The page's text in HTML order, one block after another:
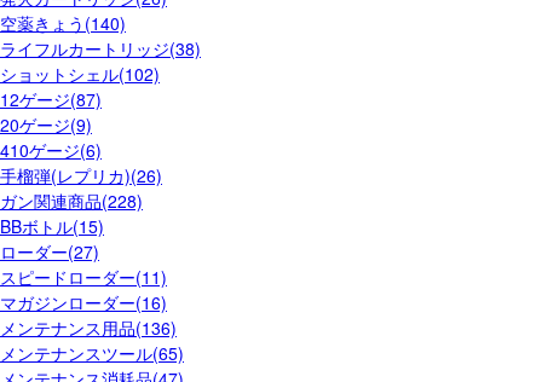
空薬きょう(140)
ライフルカートリッジ(38)
ショットシェル(102)
12ゲージ(87)
20ゲージ(9)
410ゲージ(6)
手榴弾(レプリカ)(26)
ガン関連商品(228)
BBボトル(15)
ローダー(27)
スピードローダー(11)
マガジンローダー(16)
メンテナンス用品(136)
メンテナンスツール(65)